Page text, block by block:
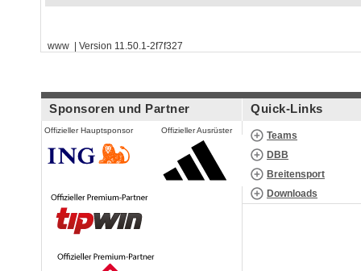
www | Version 11.50.1-2f7f327
Sponsoren und Partner
Offizieller Hauptsponsor Offizieller Ausrüster
Quick-Links
Teams
DBB
Breitensport
Downloads